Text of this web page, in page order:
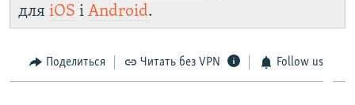
для iOS і Android.
Поделиться Читать без VPN Follow us